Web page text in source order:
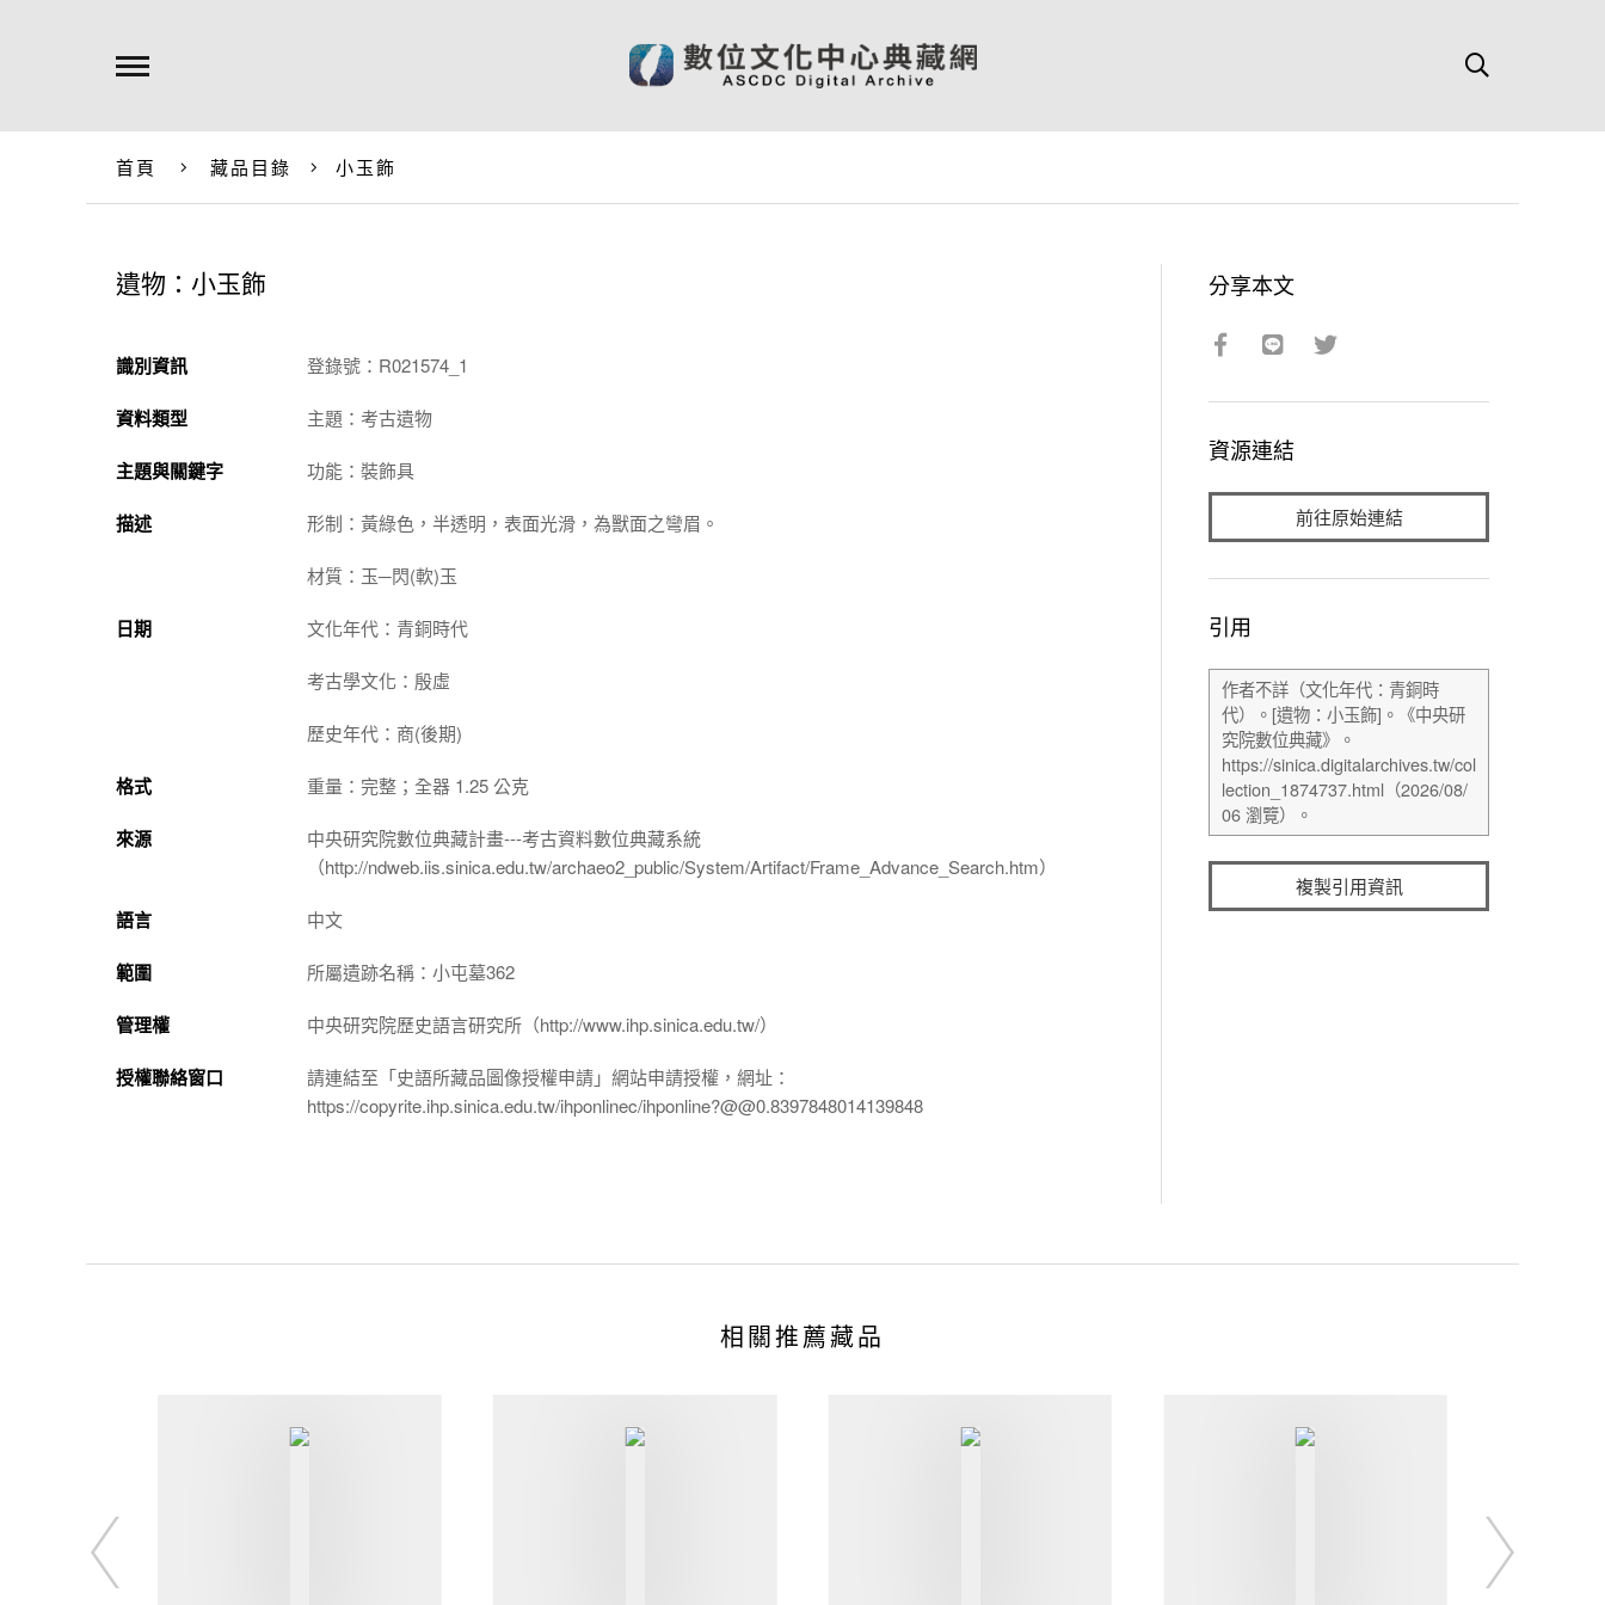
首頁 藏品目錄 小玉飾
遺物：小玉飾
識別資訊 登錄號：R021574_1
資料類型 主題：考古遺物
主題與關鍵字 功能：裝飾具
描述 形制：黃綠色，半透明，表面光滑，為獸面之彎眉。
材質：玉─閃(軟)玉
日期 文化年代：青銅時代
考古學文化：殷虛
歷史年代：商(後期)
格式 重量：完整；全器 1.25 公克
來源
中央研究院數位典藏計畫---考古資料數位典藏系統
（http://ndweb.iis.sinica.edu.tw/archaeo2_public/System/Artifact/Frame_Advance_Search.htm）
語言 中文
範圍 所屬遺跡名稱：小屯墓362
管理權 中央研究院歷史語言研究所（http://www.ihp.sinica.edu.tw/）
授權聯絡窗口
請連結至「史語所藏品圖像授權申請」網站申請授權，網址：
https://copyrite.ihp.sinica.edu.tw/ihponlinec/ihponline?@@0.8397848014139848
分享本文
資源連結
前往原始連結
引用
複製引用資訊
相關推薦藏品